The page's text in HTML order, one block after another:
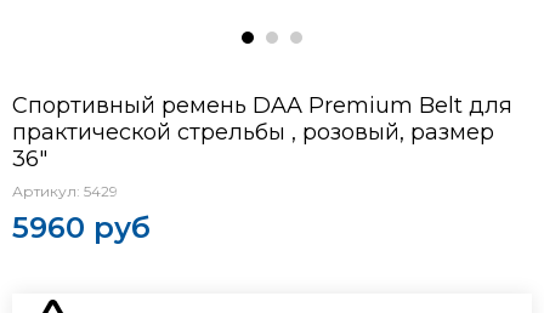
Спортивный ремень DAA Premium Belt для
практической стрельбы , розовый, размер
36"
Артикул: 5429
5960 руб